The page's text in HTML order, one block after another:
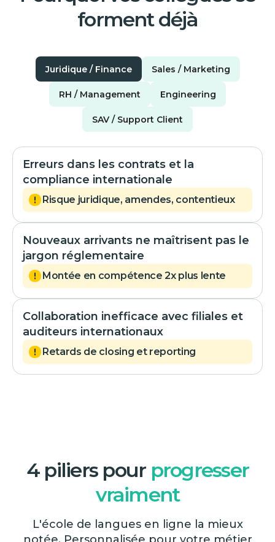
forment déjà
Juridique / Finance Sales / Marketing
RH / Management Engineering
SAV / Support Client
Erreurs dans les contrats et la
compliance internationale
Risque juridique, amendes, contentieux
Nouveaux arrivants ne maîtrisent pas le
jargon réglementaire
Montée en compétence 2x plus lente
Collaboration inefficace avec filiales et
auditeurs internationaux
Retards de closing et reporting
4 piliers pour progresser
vraiment
L'école de langues en ligne la mieux